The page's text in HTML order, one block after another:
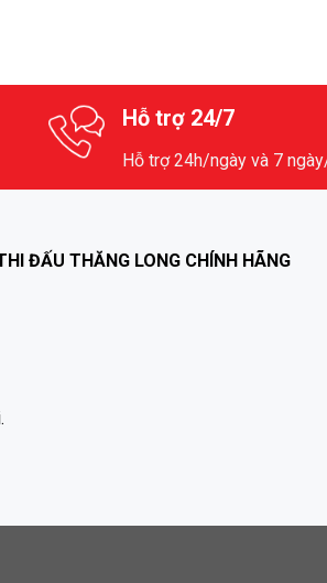
Hỗ trợ 24/7
Hỗ trợ 24h/ngày và 7
ĐẤU THĂNG LONG CHÍNH HÃNG